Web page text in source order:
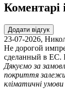
Коментарі
Додати відгук
23-07-2026,
Не дорогой
сделанный в ЕС.
Дякуємо за
покриття
кліматичні